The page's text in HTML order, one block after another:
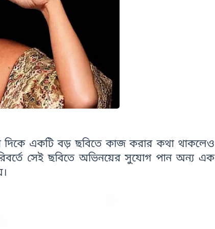
দিকে একটি বড় ছবিতে কাজ করার কথা থাকলেও
সেই ছবিতে অভিনয়ের সুযোগ পান অন্য এক